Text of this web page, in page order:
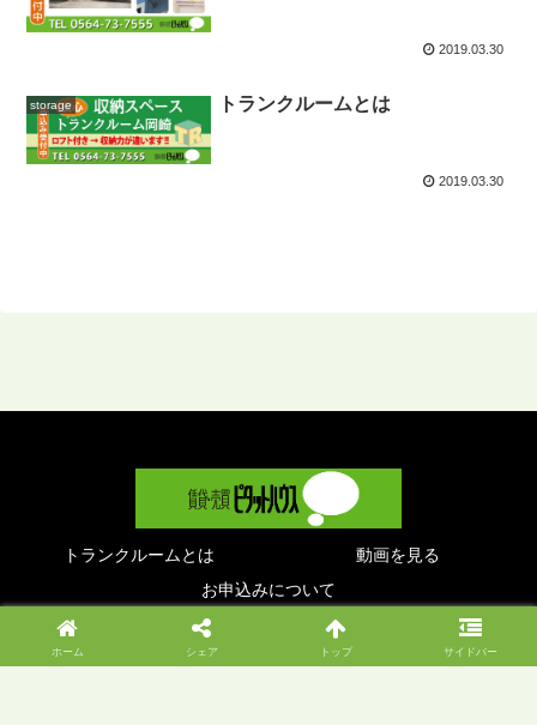
2019.03.30
storage トランクルームとは
2019.03.30
トランクルームとは
動画を見る
お申込みについて
ホーム シェア トップ サイドバー